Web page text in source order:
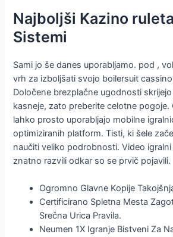
Najboljši Kazino
Sistemi
Sami jo še danes uporabljamo. pod ,
vrh za izboljšati svojo boilersuit
Določene brezplačne ugodnosti
kasneje, zato preberite celotne pogoje.
lahko prosto uporabljajo mobilne
optimiziranih platform. Tisti, ki šele
naučiti veliko podrobnosti. Video
znatno razvili odkar so se prvič pojavili.
Ogromno Glavne Kopije
Certificirano Spletna Mesta
Srečna Urica Pravila.
Neumen 1X Igranje Bistveni Za